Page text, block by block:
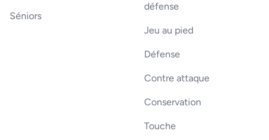
Séniors
défense
Jeu au pied
Défense
Contre attaque
Conservation
Touche